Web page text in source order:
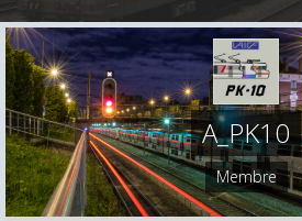
A_PK10
Membre